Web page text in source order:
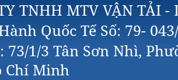
TNHH MTV VẬN TẢI
Quốc Tế Số: 79-
73/1/3 Tân Sơn Nhì,
Chí Minh